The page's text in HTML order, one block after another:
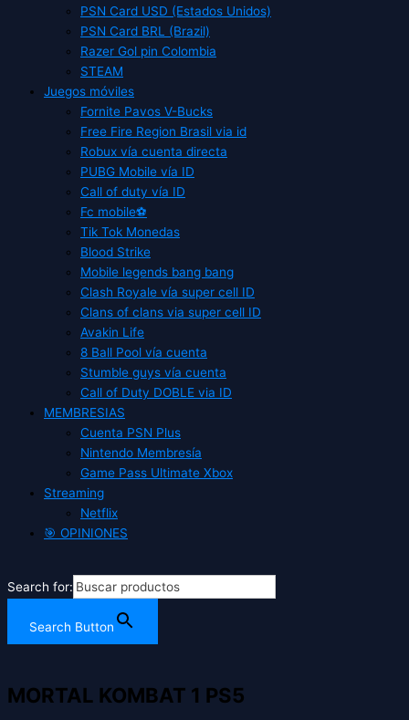
PSN Card USD (Estados Unidos)
PSN Card BRL (Brazil)
Razer Gol pin Colombia
STEAM
Juegos móviles
Fornite Pavos V-Bucks
Free Fire Region Brasil via id
Robux vía cuenta directa
PUBG Mobile vía ID
Call of duty vía ID
Fc mobile⚽
Tik Tok Monedas
Blood Strike
Mobile legends bang bang
Clash Royale vía super cell ID
Clans of clans via super cell ID
Avakin Life
8 Ball Pool vía cuenta
Stumble guys vía cuenta
Call of Duty DOBLE via ID
MEMBRESIAS
Cuenta PSN Plus
Nintendo Membresía
Game Pass Ultimate Xbox
Streaming
Netflix
🎯 OPINIONES
Search for:
Search Button
MORTAL KOMBAT 1 PS5